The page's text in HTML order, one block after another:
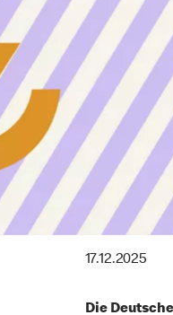
17.12.2025
Die